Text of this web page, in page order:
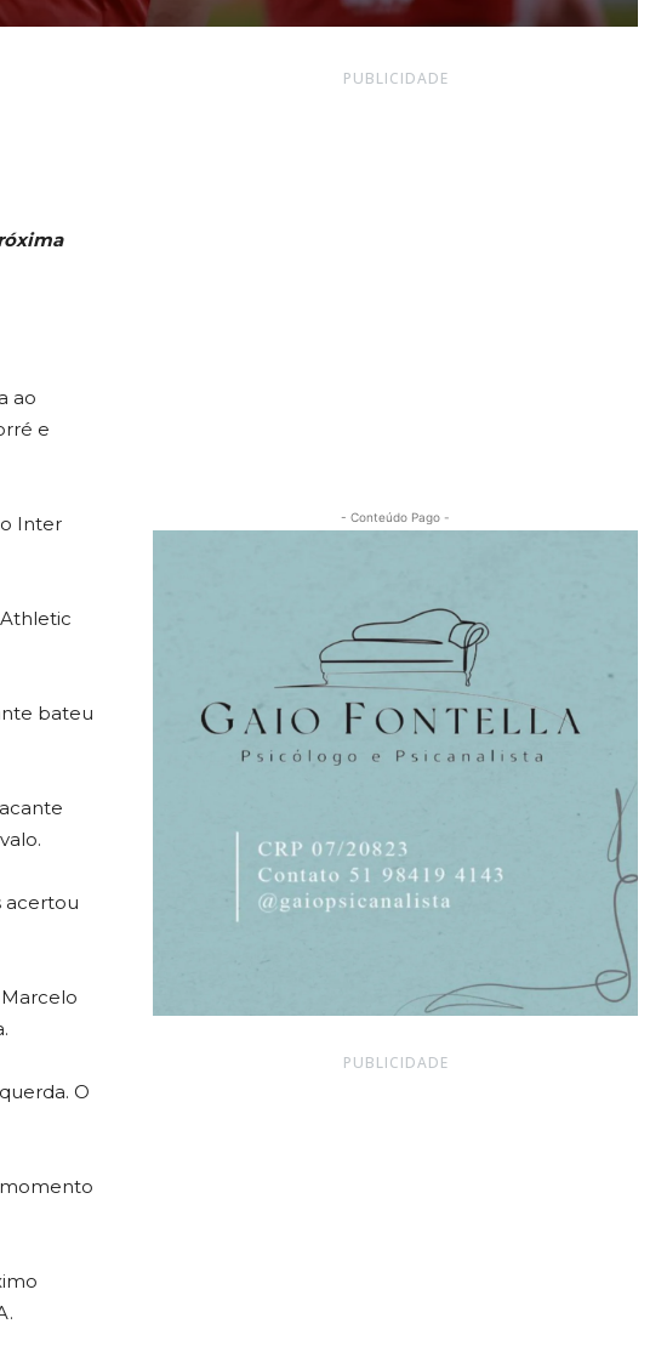
ao
e
Inter
bateu
acertou
O
momento
PUBLICIDADE
- Conteúdo Pago -
PUBLICIDADE